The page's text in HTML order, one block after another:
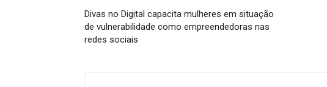
Divas no Digital capacita mulheres em situação
de vulnerabilidade como empreendedoras nas
redes sociais